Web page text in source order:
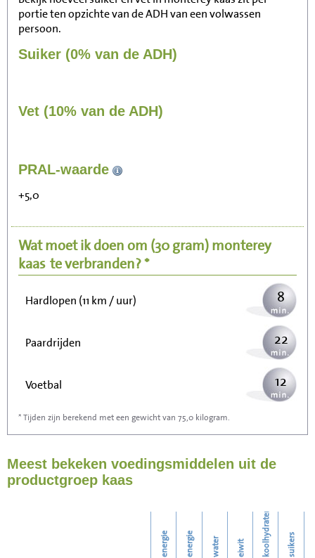
portie ten opzichte van de ADH van een volwassen
persoon.
Suiker (0% van de ADH)
Vet (10% van de ADH)
PRAL-waarde
+5,0
Wat moet ik doen om (30 gram)monterey
kaas te verbranden? *
Zitten, tv kijken
Wandelen (5 km/uur)
Hardlopen (11 km / uur) 8
Paardrijden 22
Voetbal 12
Stofzuigen
Strijken 39
45
* Tijden zijn berekend met een gewicht van 75,0 kilogram.
Meest bekeken voedingsmiddelen uit de
productgroep kaas
energie energie water eiwit koolhydraten suikers